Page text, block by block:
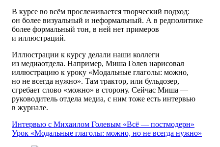
В курсе во всём прослеживается творческий подход:
он более визуальный и неформальный. А в редполитике
более формальный тон, в ней нет примеров
и иллюстраций.
Иллюстрации к курсу делали наши коллеги
из медиаотдела. Например, Миша Голев нарисовал
иллюстрацию к уроку «Модальные глаголы: можно,
но не всегда нужно». Там трактор, или бульдозер,
сгребает слово «можно» в сторону. Сейчас Миша —
руководитель отдела медиа, с ним тоже есть интервью
в журнале.
Интервью с Михаилом Голевым «Всё — постмодерн»
Урок «Модальные глаголы: можно, но не всегда нужно»